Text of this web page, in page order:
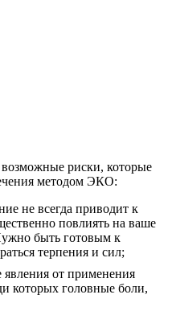
возможные риски, которые
методом ЭКО:
не всегда приводит к
повлиять на ваше
быть готовым к
терпения и сил;
от применения
которых головные боли,